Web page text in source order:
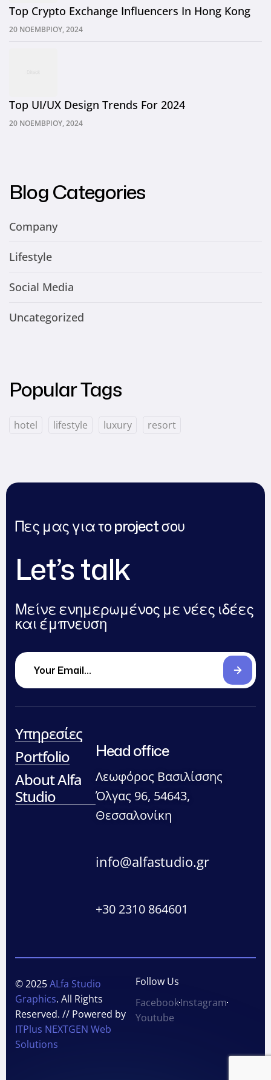
20 ΝΟΕΜΒΡΊΟΥ, 2024
Top Crypto Exchange Influencers In Hong Kong
20 ΝΟΕΜΒΡΊΟΥ, 2024
Top UI/UX Design Trends For 2024
Blog Categories
Company
Lifestyle
Social Media
Uncategorized
Popular Tags
hotel lifestyle luxury resort
Πες μας για το project σου
Let’s talk
Μείνε ενημερωμένος με νέες ιδέες
και έμπνευση
Υπηρεσίες
Portfolio
About Alfa
Studio
Head office
Λεωφόρος Βασιλίσσης
Όλγας 96, 54643,
Θεσσαλονίκη
info@alfastudio.gr
+30 2310 864601
© 2025ALfa Studio
Graphics. All Rights
Reserved. // Powered by
ITPlus NEXTGEN Web
Solutions
Follow Us
FacebookInstagram
Youtube